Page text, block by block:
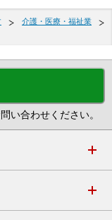
介護・医療・福祉業
い合わせください。